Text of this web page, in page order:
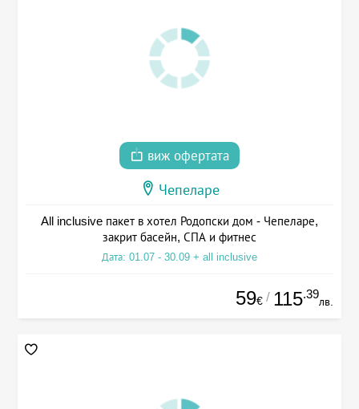
виж офертата
Чепеларе
All inclusive пакет в хотел Родопски дом - Чепеларе,
закрит басейн, СПА и фитнес
Дата: 01.07 - 30.09 + all inclusive
59€ / 115.39
лв.